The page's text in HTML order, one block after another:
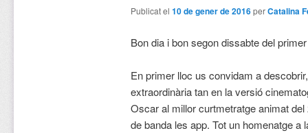
Publicat el 10 de gener de 2016perCatalina
Bon dia i bon segon dissabte del
En primer lloc us convidam a
extraordinària tan en la versió
Oscar al millor curtmetratge animat
de banda les app. Tot un homenatge a